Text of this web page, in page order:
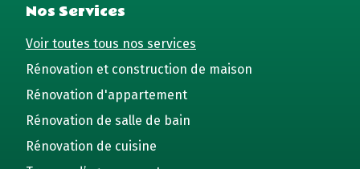
Nos Services
Voir toutes tous nos services
Rénovation et construction de maison
Rénovation d'appartement
Rénovation de salle de bain
Rénovation de cuisine